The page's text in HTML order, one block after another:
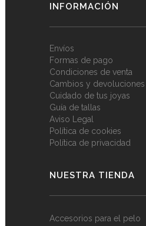
INFORMACIÓN
Envíos
Formas de pago
Condiciones de venta
Cambios y devoluciones
Cuidado de tus joyas
Guía de tallas
Aviso Legal
Política de cookies
Política de privacidad
NUESTRA TIENDA
Accesorios para el pelo